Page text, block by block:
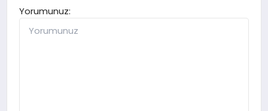
Yorumunuz: